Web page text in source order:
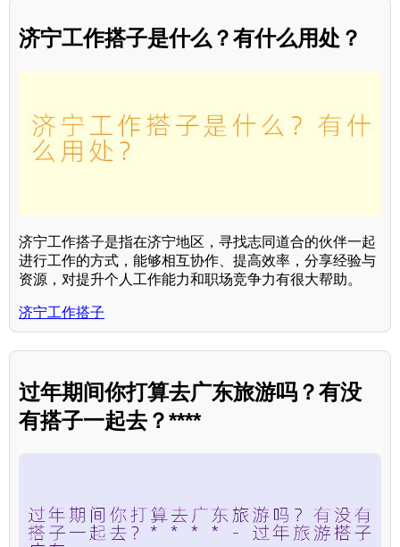
济宁工作搭子是什么？有什么用处？
济宁工作搭子是指在济宁地区，寻找志同道合的伙伴一起
进行工作的方式，能够相互协作、提高效率，分享经验与
资源，对提升个人工作能力和职场竞争力有很大帮助。
济宁工作搭子
过年期间你打算去广东旅游吗？有没
有搭子一起去？****